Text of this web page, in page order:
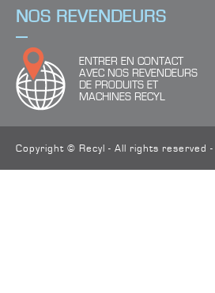
NOS REVENDEURS
ENTRER EN CONTACT
AVEC NOS REVENDEURS
DE PRODUITS ET
MACHINES RECYL
Copyright © Recyl - All rights reserved -